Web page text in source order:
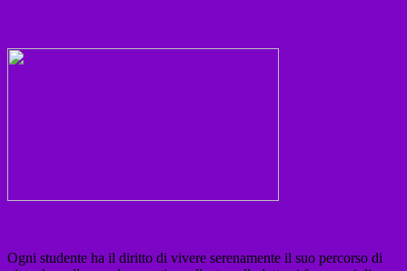
Ogni studente ha il diritto di vivere serenamente il suo percorso di